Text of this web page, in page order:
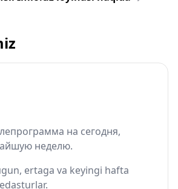
на сегодня,
неделю.
ertaga va keyingi hafta